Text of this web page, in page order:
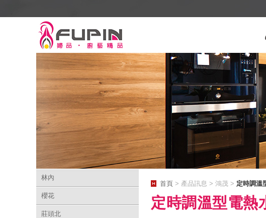
林內
櫻花
莊頭北
首頁 > 產品訊息 > 鴻茂 > 定時調溫
定時調溫型電熱